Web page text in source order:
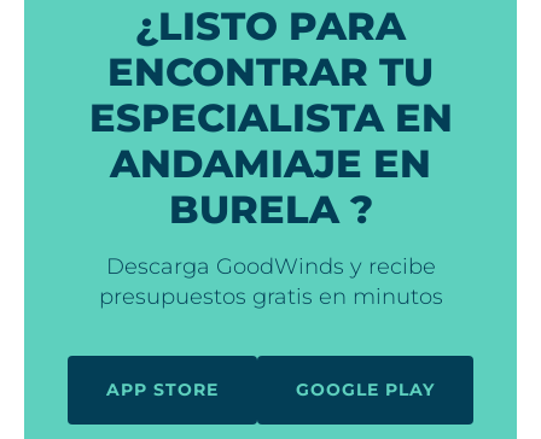
¿LISTO PARA
ENCONTRAR TU
ESPECIALISTA EN
ANDAMIAJE EN
BURELA ?
Descarga GoodWinds y recibe
presupuestos gratis en minutos
APP STORE GOOGLE PLAY